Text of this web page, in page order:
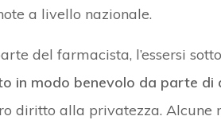
a livello nazionale.
del farmacista, l’essersi
in modo benevolo da parte di
diritto alla privatezza. Alcune